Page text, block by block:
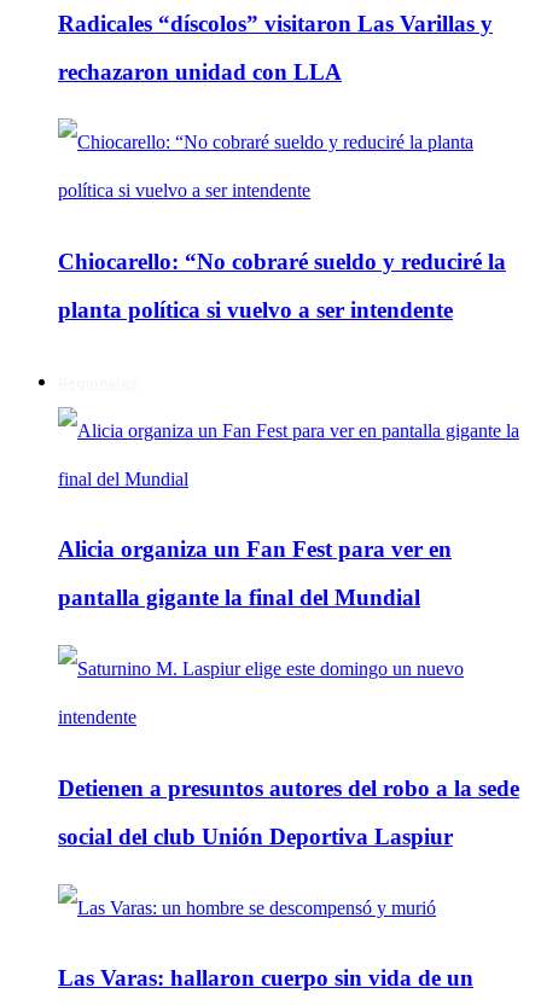
Radicales “díscolos” visitaron Las Varillas y
rechazaron unidad con LLA
Chiocarello: “No cobraré sueldo y reduciré la
planta política si vuelvo a ser intendente
Alicia organiza un Fan Fest para ver en
pantalla gigante la final del Mundial
Detienen a presuntos autores del robo a la sede
social del club Unión Deportiva Laspiur
Las Varas: hallaron cuerpo sin vida de un